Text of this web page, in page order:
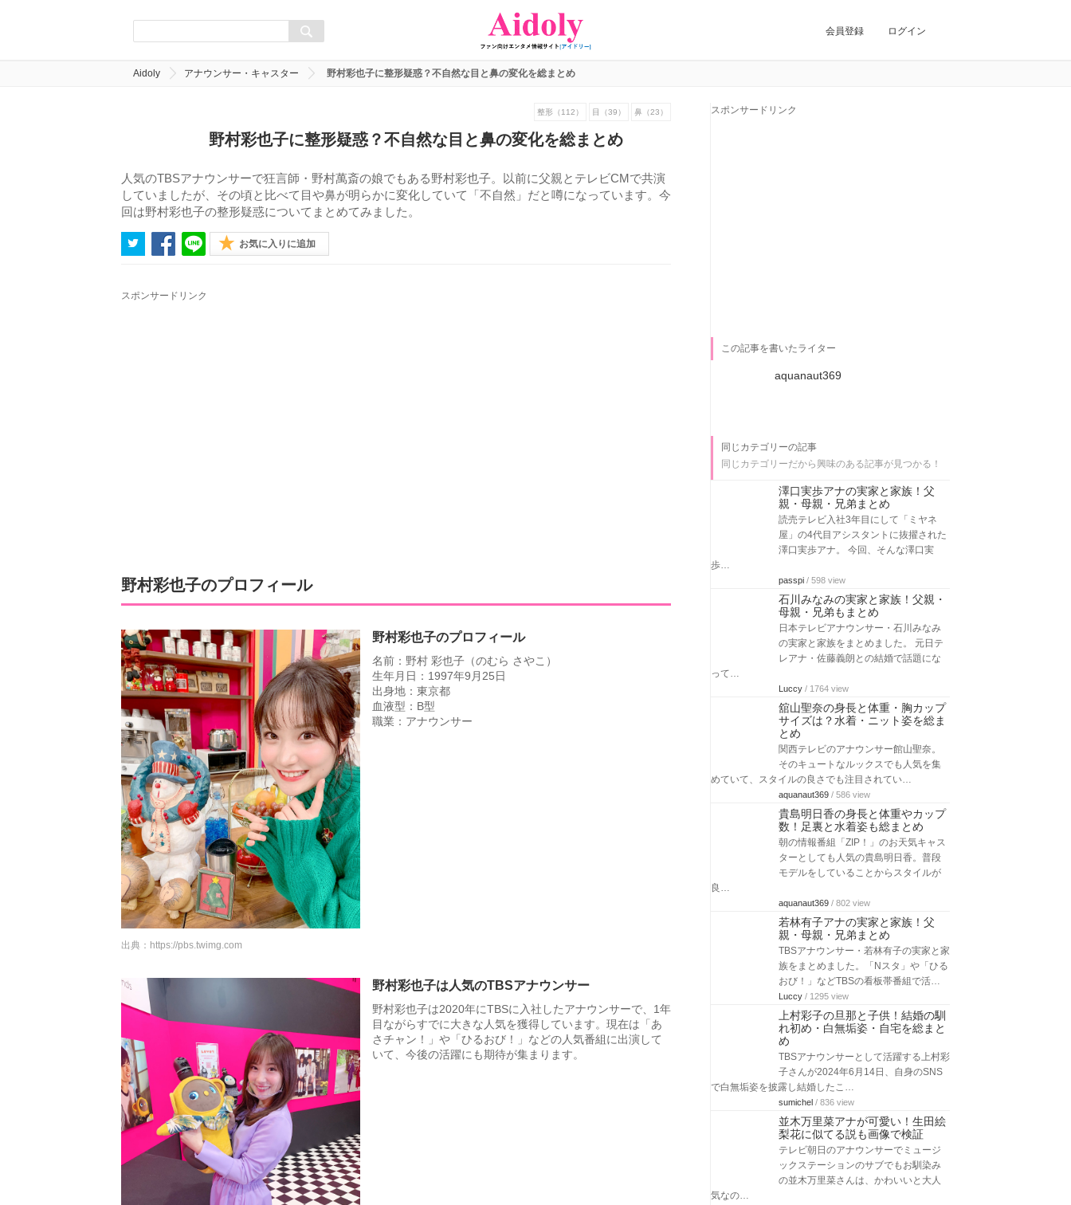
会員登録 ログイン
Aidoly アナウンサー・キャスター 野村彩也子に整形疑惑？不自然な目と鼻の変化を総まとめ
整形（112） 目（39） 鼻（23）
野村彩也子に整形疑惑？不自然な目と鼻の変化を総まとめ
人気のTBSアナウンサーで狂言師・野村萬斎の娘でもある野村彩也子。以前に父親とテレビCMで共演
していましたが、その頃と比べて目や鼻が明らかに変化していて「不自然」だと噂になっています。今
回は野村彩也子の整形疑惑についてまとめてみました。
お気に入りに追加
スポンサードリンク
野村彩也子のプロフィール
野村彩也子のプロフィール
名前：野村 彩也子（のむら さやこ）
生年月日：1997年9月25日
出身地：東京都
血液型：B型
職業：アナウンサー
出典： https://pbs.twimg.com
野村彩也子は人気のTBSアナウンサー
野村彩也子は2020年にTBSに入社したアナウンサーで、1年
目ながらすでに大きな人気を獲得しています。現在は「あ
さチャン！」や「ひるおび！」などの人気番組に出演して
いて、今後の活躍にも期待が集まります。
スポンサードリンク
この記事を書いたライター
aquanaut369
同じカテゴリーの記事
同じカテゴリーだから興味のある記事が見つかる！
澤口実歩アナの実家と家族！父
親・母親・兄弟まとめ
読売テレビ入社3年目にして「ミヤネ
屋」の4代目アシスタントに抜擢された
澤口実歩アナ。 今回、そんな澤口実
歩…
passpi / 598 view
石川みなみの実家と家族！父親・
母親・兄弟もまとめ
日本テレビアナウンサー・石川みなみ
の実家と家族をまとめました。 元日テ
レアナ・佐藤義朗との結婚で話題にな
って…
Luccy / 1764 view
舘山聖奈の身長と体重・胸カップ
サイズは？水着・ニット姿を総ま
とめ
関西テレビのアナウンサー館山聖奈。
そのキュートなルックスでも人気を集
めていて、スタイルの良さでも注目されてい…
aquanaut369 / 586 view
貴島明日香の身長と体重やカップ
数！足裏と水着姿も総まとめ
朝の情報番組「ZIP！」のお天気キャス
ターとしても人気の貴島明日香。普段
モデルをしていることからスタイルが
良…
aquanaut369 / 802 view
若林有子アナの実家と家族！父
親・母親・兄弟まとめ
TBSアナウンサー・若林有子の実家と家
族をまとめました。「Nスタ」や「ひる
おび！」などTBSの看板帯番組で活…
Luccy / 1295 view
上村彩子の旦那と子供！結婚の馴
れ初め・白無垢姿・自宅を総まと
め
TBSアナウンサーとして活躍する上村彩
子さんが2024年6月14日、自身のSNS
で白無垢姿を披露し結婚したこ…
sumichel / 836 view
並木万里菜アナが可愛い！生田絵
梨花に似てる説も画像で検証
テレビ朝日のアナウンサーでミュージ
ックステーションのサブでもお馴染み
の並木万里菜さんは、かわいいと大人
気なの…